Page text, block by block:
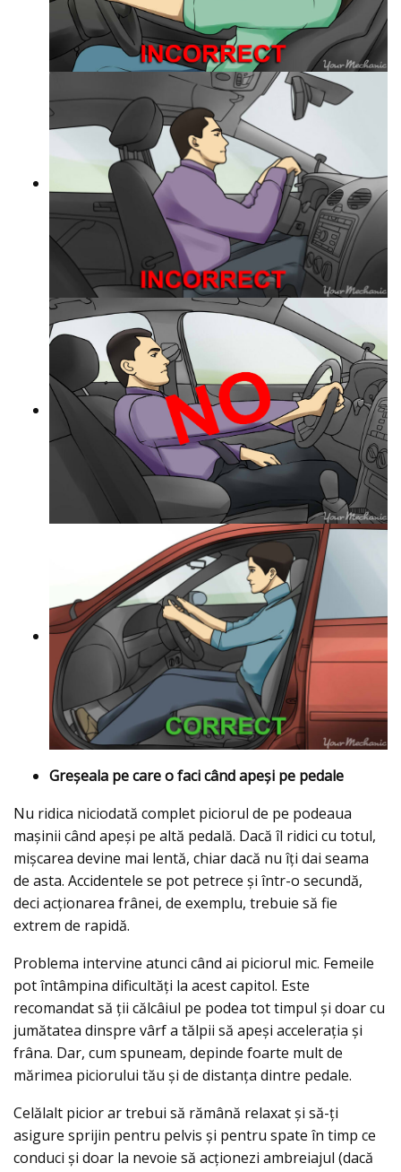
Greșeala pe care o faci când apeși pe pedale
Nu ridica niciodată complet piciorul de pe podeaua
mașinii când apeși pe altă pedală. Dacă îl ridici cu totul,
mișcarea devine mai lentă, chiar dacă nu îți dai seama
de asta. Accidentele se pot petrece și într-o secundă,
deci acționarea frânei, de exemplu, trebuie să fie
extrem de rapidă.
Problema intervine atunci când ai piciorul mic. Femeile
pot întâmpina dificultăți la acest capitol. Este
recomandat să ții călcâiul pe podea tot timpul și doar cu
jumătatea dinspre vârf a tălpii să apeși accelerația și
frâna. Dar, cum spuneam, depinde foarte mult de
mărimea piciorului tău și de distanța dintre pedale.
Celălalt picior ar trebui să rămână relaxat și să-ți
asigure sprijin pentru pelvis și pentru spate în timp ce
conduci și doar la nevoie să acționezi ambreiajul (dacă